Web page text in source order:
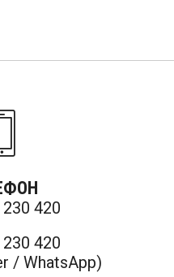
420
420
/ WhatsApp)